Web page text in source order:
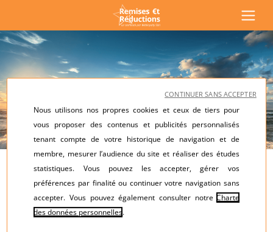
Minimum
15% remboursés H.T.
sur vos achats effectués via Remises &
Réductions*
Nous utilisons nos propres cookies et ceux de tiers pour
vous proposer des contenus et publicités personnalisés
tenant compte de votre historique de navigation et de
membre, mesurer l’audience du site et réaliser des études
statistiques. Vous pouvez les accepter, gérer vos
préférences par finalité ou continuer votre navigation sans
accepter. Vous pouvez également consulter notre Charte
des données personnelles.
CONTINUER SANS ACCEPTER